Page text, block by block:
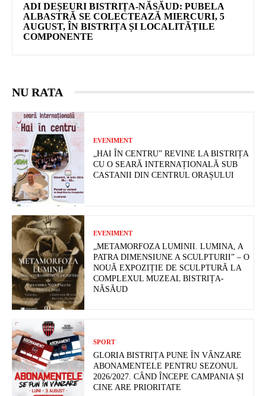
ADI DEȘEURI BISTRIȚA-NĂSĂUD: PUBELA
ALBASTRĂ SE COLECTEAZĂ MIERCURI, 5
AUGUST, ÎN BISTRIȚA ȘI LOCALITĂȚILE
COMPONENTE
NU RATA
EVENIMENT
„HAI ÎN CENTRU” REVINE LA BISTRIȚA
CU O SEARĂ INTERNAȚIONALĂ SUB
CASTANII DIN CENTRUL ORAȘULUI
EVENIMENT
„METAMORFOZA LUMINII. LUMINA, A
PATRA DIMENSIUNE A SCULPTURII” – O
NOUĂ EXPOZIȚIE DE SCULPTURĂ LA
COMPLEXUL MUZEAL BISTRIȚA-
NĂSĂUD
SPORT
GLORIA BISTRIȚA PUNE ÎN VÂNZARE
ABONAMENTELE PENTRU SEZONUL
2026/2027. CÂND ÎNCEPE CAMPANIA ȘI
CINE ARE PRIORITATE